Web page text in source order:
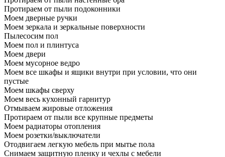
Протираем от пыли подоконники
Моем дверные ручки
Моем зеркала и зеркальные поверхности
Пылесосим пол
Моем пол и плинтуса
Моем двери
Моем мусорное ведро
Моем все шкафы и ящики внутри при условии, что они
пустые
Моем шкафы сверху
Моем весь кухонный гарнитур
Отмываем жировые отложения
Протираем от пыли все крупные предметы
Моем радиаторы отопления
Моем розетки/выключатели
Отодвигаем легкую мебель при мытье пола
Снимаем защитную пленку и чехлы с мебели